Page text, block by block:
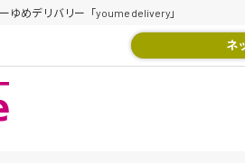
ゆめデリバリー「youme delivery」
ネ